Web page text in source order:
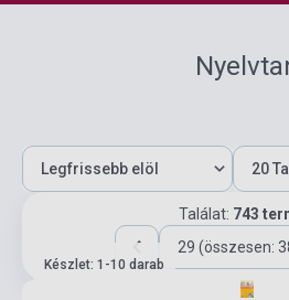
Találat: 743
29 (összesen:
Készlet: 1-10 darab